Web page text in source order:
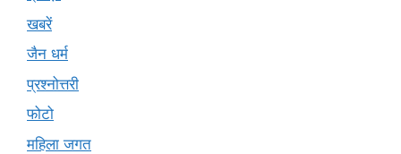
खबरें
जैन धर्म
प्रश्नोत्तरी
फोटो
महिला जगत